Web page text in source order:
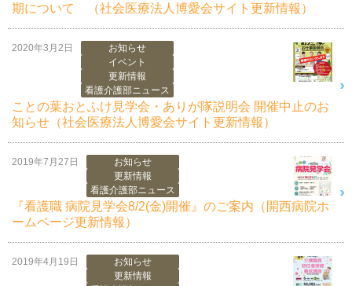
期について （社会医療法人博愛会サイト更新情報）
2020年3月2日
お知らせ
イベント
更新情報
看護介護部ニュース
ことの葉おとふけ見学会・ありが隊説明会 開催中止のお
知らせ（社会医療法人博愛会サイト更新情報）
2019年7月27日
お知らせ
更新情報
看護介護部ニュース
『看護職 病院見学会8/2(金)開催』のご案内（開西病院ホ
ームページ更新情報）
2019年4月19日
お知らせ
更新情報